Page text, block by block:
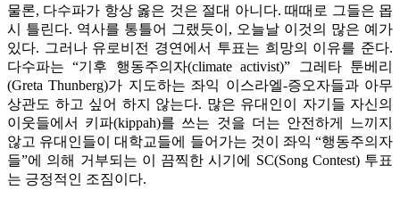
물론, 다수파가 항상 옳은 것은 절대 아니다. 때때로 그들은 몹
시 틀린다. 역사를 통틀어 그랬듯이, 오늘날 이것의 많은 예가
있다. 그러나 유로비전 경연에서 투표는 희망의 이유를 준다.
다수파는 “기후 행동주의자(climate activist)” 그레타 툰베리
(Greta Thunberg)가 지도하는 좌익 이스라엘-증오자들과 아무
상관도 하고 싶어 하지 않는다. 많은 유대인이 자기들 자신의
이웃들에서 키파(kippah)를 쓰는 것을 더는 안전하게 느끼지
않고 유대인들이 대학교들에 들어가는 것이 좌익 “행동주의자
들”에 의해 거부되는 이 끔찍한 시기에 SC(Song Contest) 투표
는 긍정적인 조짐이다.